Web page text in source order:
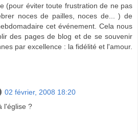
(pour éviter toute frustration de ne pas
noces de pailles, noces de... ) de
cet événement. Cela nous
des pages de blog et de se souvenir
par excellence : la fidélité et l'amour.
02 février, 2008 18:20
l'église ?